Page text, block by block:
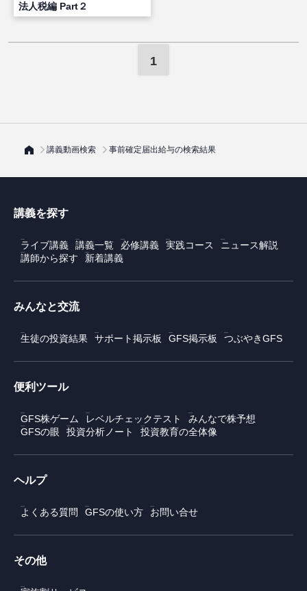
法人税編 Part２
1
講義動画検索 事前確定届出給与の検索結果
講義を探す
ライブ講義 講義一覧 必修講義 実践コース
ニュース解説
講師から探す
新着講義
みんなと交流
生徒の投資結果 サポート掲示板 GFS掲示板 つぶやきGFS
便利ツール
GFS株ゲーム レベルチェックテスト
みんなで株予想
GFSの眼
投資分析ノート 投資教育の全体像
ヘルプ
よくある質問 GFSの使い方 お問い合せ
その他